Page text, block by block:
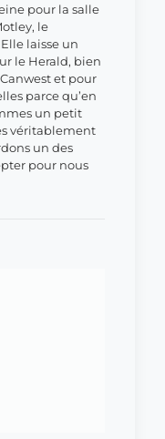
pour la salle
le
laisse un
le Herald, bien
et pour
parce qu’en
un petit
véritablement
un des
pour nous